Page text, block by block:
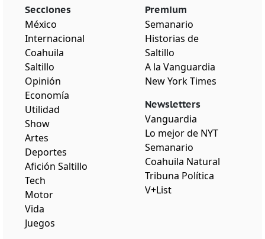
Secciones
México
Internacional
Coahuila
Saltillo
Opinión
Economía
Utilidad
Show
Artes
Deportes
Afición Saltillo
Tech
Motor
Vida
Juegos
Premium
Semanario
Historias de
Saltillo
A la Vanguardia
New York Times
Newsletters
Vanguardia
Lo mejor de NYT
Semanario
Coahuila Natural
Tribuna Política
V+List